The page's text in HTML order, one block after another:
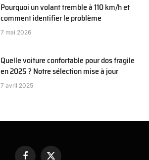
Pourquoi un volant tremble à 110 km/h et
comment identifier le problème
7 mai 2026
Quelle voiture confortable pour dos fragile
en 2025 ? Notre sélection mise à jour
7 avril 2025